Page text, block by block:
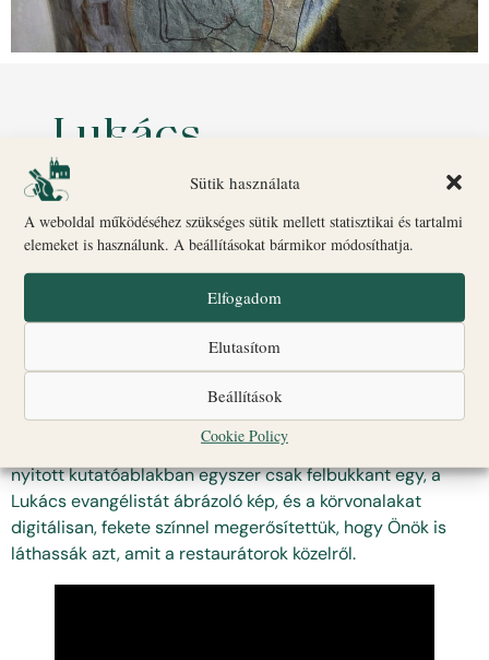
Sütik használata
A weboldal működéséhez szükséges sütik mellett statisztikai és tartalmi
elemeket is használunk. A beállításokat bármikor módosíthatja.
Elfogadom
Elutasítom
Beállítások
Cookie Policy
Lukács
evangélista
munka közben
november 9, 2023 07:57
ELŐZŐ
Fedezze fel a Szent György Kápolna Titkait a Veszprémi Várban!
KÖVETKEZŐ
A veszprémi Szent Imre Templomban a restaurátorok által
nyitott kutatóablakban egyszer csak felbukkant egy, a
Lukács evangélistát ábrázoló kép, és a körvonalakat
digitálisan, fekete színnel megerősítettük, hogy Önök is
láthassák azt, amit a restaurátorok közelről.